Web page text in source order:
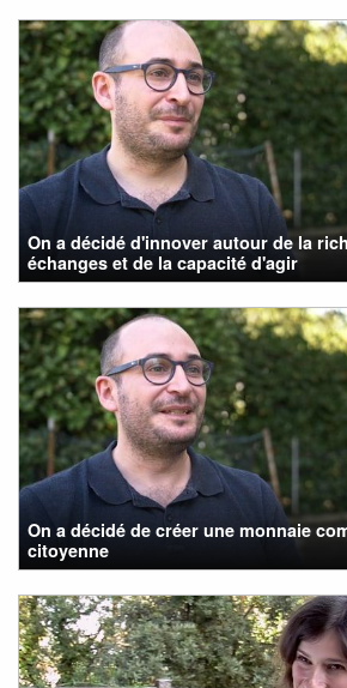
On a décidé d'innover autour de la
échanges et de la capacité d'agir
On a décidé de créer une monnaie
citoyenne